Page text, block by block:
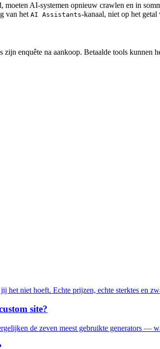
AI-systemen opnieuw crawlen en in
van het AI Assistants-kanaal, niet op het getal
enquête na aankoop. Betaalde tools kunnen
niet hoeft. Echte prijzen, echte sterktes en
site?
de zeven meest gebruikte generators —